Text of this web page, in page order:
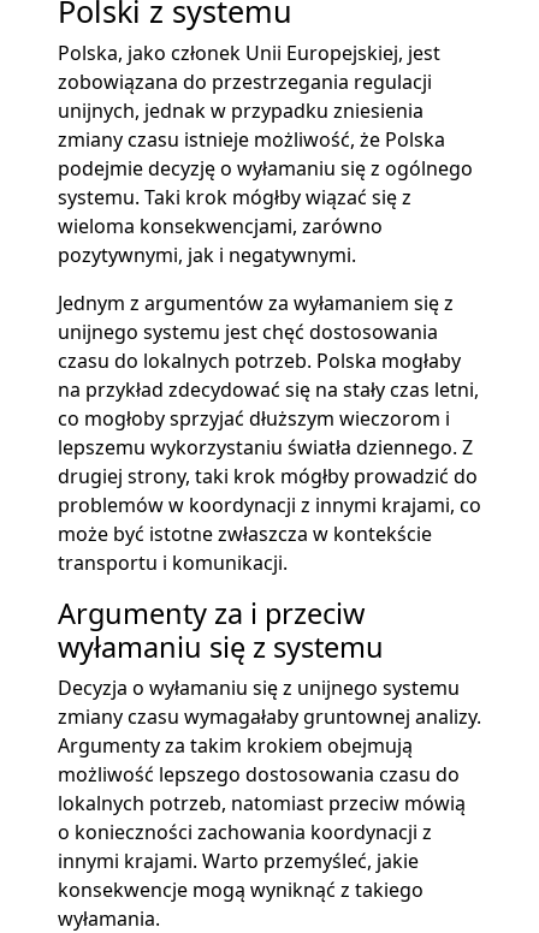
Polski z systemu
Polska, jako członek Unii Europejskiej, jest
zobowiązana do przestrzegania regulacji
unijnych, jednak w przypadku zniesienia
zmiany czasu istnieje możliwość, że Polska
podejmie decyzję o wyłamaniu się z ogólnego
systemu. Taki krok mógłby wiązać się z
wieloma konsekwencjami, zarówno
pozytywnymi, jak i negatywnymi.
Jednym z argumentów za wyłamaniem się z
unijnego systemu jest chęć dostosowania
czasu do lokalnych potrzeb. Polska mogłaby
na przykład zdecydować się na stały czas letni,
co mogłoby sprzyjać dłuższym wieczorom i
lepszemu wykorzystaniu światła dziennego. Z
drugiej strony, taki krok mógłby prowadzić do
problemów w koordynacji z innymi krajami, co
może być istotne zwłaszcza w kontekście
transportu i komunikacji.
Argumenty za i przeciw
wyłamaniu się z systemu
Decyzja o wyłamaniu się z unijnego systemu
zmiany czasu wymagałaby gruntownej analizy.
Argumenty za takim krokiem obejmują
możliwość lepszego dostosowania czasu do
lokalnych potrzeb, natomiast przeciw mówią
o konieczności zachowania koordynacji z
innymi krajami. Warto przemyśleć, jakie
konsekwencje mogą wyniknąć z takiego
wyłamania.